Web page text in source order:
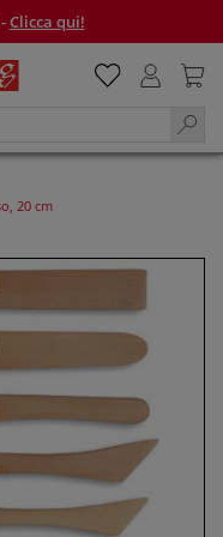
Clicca qui!
20 cm